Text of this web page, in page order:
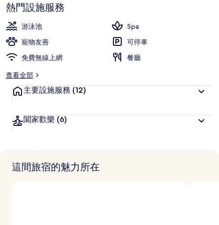
熱門設施服務
游泳池
Spa
寵物友善
可停車
免費無線上網
餐廳
查看全部
主要設施服務 (12)
闔家歡樂 (6)
這間旅宿的魅力所在